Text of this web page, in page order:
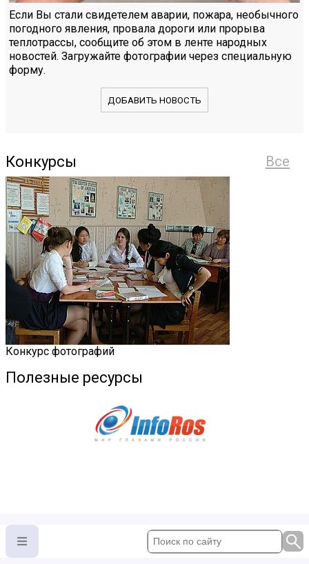
Если Вы стали свидетелем аварии, пожара, необычного
погодного явления, провала дороги или прорыва
теплотрассы, сообщите об этом в ленте народных
новостей. Загружайте фотографии через специальную
форму.
ДОБАВИТЬ НОВОСТЬ
Все
Конкурсы
Конкурс фотографий
Полезные ресурсы